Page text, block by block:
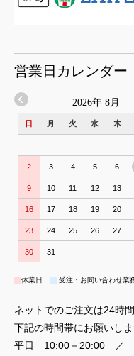
営業日カレンダー
2026年 8月
日 月 火 水 木
2 3 4 5 6
9 10 11 12 13
16 17 18 19 20
23 24 25 26 27
30 31
休業日 受注・お問い合わせ業
ネットでのご注文は24時
下記の時間帯にお願いしま
平日 10:00－20:00 ／